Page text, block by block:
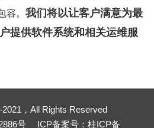
容。 我们将以让客户满意为最
提供软件系统和相关运维服
，All Rights Reserved
号
ICP备案号：桂ICP备